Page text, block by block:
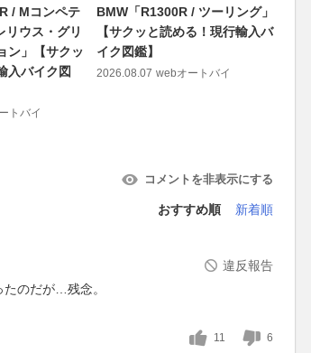
/ Mコンペテ
リウス・グリ
ン」【サクッ
入バイク図
トバイ
BMW「R1300R / ツーリング」
【サクッと読める！現行輸入バ
イク図鑑】
2026.08.07 webオートバイ
ジ
入
コメントを非表示にする
おすすめ順 新着順
違反報告
のだが…残念。
11 6